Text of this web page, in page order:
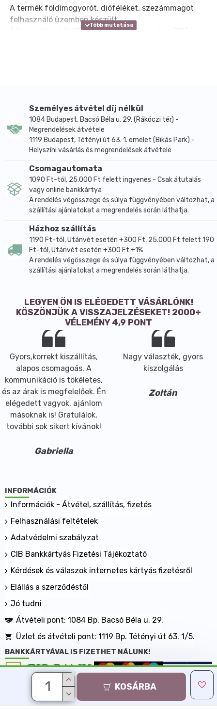
KOSÁRBA
A termék földimogyorót, dióféléket, szezámmagot
felhasználó üzemben készült.
100g termékben 1 adagban (50):
amelyből cukrok 66 g 33 g
Rost
4,7 g 2,4 g
Fehérje 2,3 g
1,2 g
0,015 g 0,007 g
A termék kizárólag a nátrium természetes jelenléte
miatt tartalmaz sót.
Személyes átvétel díj nélkül
1084 Budapest, Bacsó Béla u. 29. (Rákóczi tér) -
Megrendelések átvétele
1119 Budapest, Tétényi út 63. 1. emelet (Bikás Park) -
Helyszíni vásárlás és megrendelések átvétele
Csomagautomata
1090 Ft-tól, 25.000 Ft felett ingyenes - Csak átutalás
vagy online bankkártya
A rendelés végösszege és súlya függvényében változhat, a
szállítási ajánlatokat a megrendelés során láthatja.
Házhoz szállítás
1190 Ft-tól, Utánvét esetén +300 Ft, 25.000 Ft felett 190
Ft-tól, Utánvét esetén +300 Ft +1%
A rendelés végösszege és súlya függvényében változhat, a
szállítási ajánlatokat a megrendelés során láthatja.
LEGYEN ÖN IS ELÉGEDETT VÁSÁRLÓNK!
KÖSZÖNJÜK A VISSZAJELZÉSEKET! 2000+
VÉLEMÉNY 4,9 PONT
Gyors,korrekt kiszállítás,
alapos csomagoás. A
kommunikáció is tökéletes,
és az árak is megfelelőek. Én
elégedett vagyok, ajánlom
másoknak is! Gratulálok,
további sok sikert kívánok!
Gabriella
Nagy választék, gyors
kiszolgálás
Zoltán
INFORMÁCIÓK
Információk - Átvétel, szállítás, fizetés
Felhasználási feltételek
Adatvédelmi szabályzat
CIB Bankkártyás Fizetési Tájékoztató
Kérdések és válaszok internetes kártyás fizetésről
Elállás a szerződéstől
Jó tudni
Átvételi pont: 1084 Bp. Bacsó Béla u. 29.
Üzlet és átvételi pont: 1119 Bp. Tétényi út 63. 1/5.
BANKKÁRTYÁVAL IS FIZETHET NÁLUNK!
Minden jog fenntartva, MaxShopping Kft. 2013-2026
Árukereső.hu